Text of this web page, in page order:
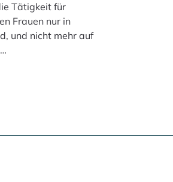
Tätigkeit für
Frauen nur in
und nicht mehr auf